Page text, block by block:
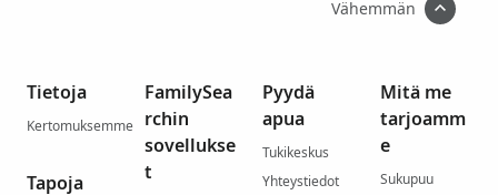
Vähemmän
Tietoja
Kertomuksemme
Tapoja
FamilySea
rchin
sovellukse
t
Pyydä
apua
Tukikeskus
Yhteystiedot
Mitä me
tarjoamm
e
Sukupuu